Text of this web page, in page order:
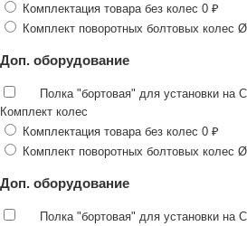
Комплектация товара без колес 0 ₽
Комплект поворотных болтовых колес
Доп. оборудование
Полка "бортовая" для установки
Комплект колес
Комплектация товара без колес 0 ₽
Комплект поворотных болтовых колес
Доп. оборудование
Полка "бортовая" для установки